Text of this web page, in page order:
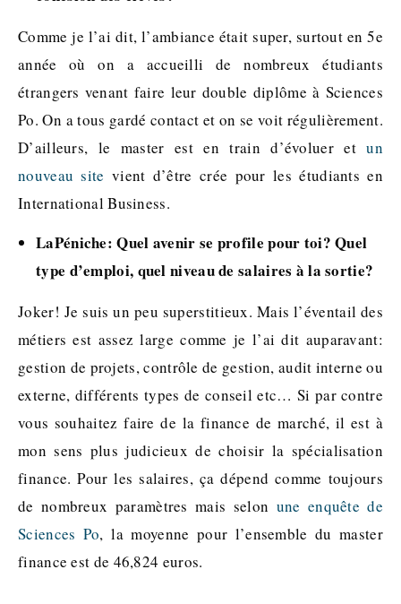
Comme je l’ai dit, l’ambiance était super, surtout en 5e
année où on a accueilli de nombreux étudiants
étrangers venant faire leur double diplôme à Sciences
Po. On a tous gardé contact et on se voit régulièrement.
D’ailleurs, le master est en train d’évoluer etun
nouveau site vient d’être crée pour les étudiants en
International Business.
LaPéniche: Quel avenir se profile pour toi? Quel
type d’emploi, quel niveau de salaires à la sortie?
Joker! Je suis un peu superstitieux. Mais l’éventail des
métiers est assez large comme je l’ai dit auparavant:
gestion de projets, contrôle de gestion, audit interne ou
externe, différents types de conseil etc… Si par contre
vous souhaitez faire de la finance de marché, il est à
mon sens plus judicieux de choisir la spécialisation
finance. Pour les salaires, ça dépend comme toujours
de nombreux paramètres mais selon une enquête de
Sciences Po, la moyenne pour l’ensemble du master
finance est de 46,824 euros.